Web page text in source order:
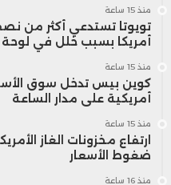
منذ 15 ساعة
تويوتا تستدعي أكثر من
أمريكا بسبب خلل في لوحة
منذ 15 ساعة
كوين بيس تدخل سوق
أمريكية على مدار الساعة
منذ 15 ساعة
ارتفاع مخزونات الغاز
ضغوط الأسعار
منذ 16 ساعة